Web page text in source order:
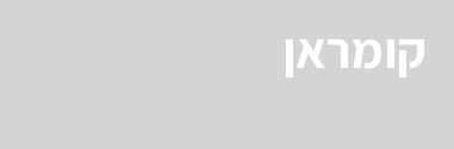
קומראן